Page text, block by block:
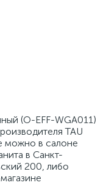
(O-EFF-WGA011)
TAU
можно в салоне
в Санкт-
200, либо